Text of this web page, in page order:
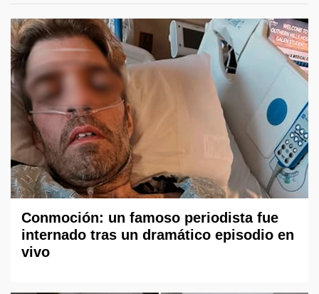
Conmoción: un famoso periodista fue
internado tras un dramático episodio en
vivo